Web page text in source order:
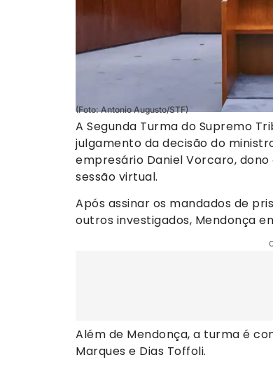
(Foto: Antonio Augusto/STF)
A Segunda Turma do Supremo
julgamento da decisão do
empresário Daniel Vorcaro,
sessão virtual.
Após assinar os mandados de
outros investigados, Mendonça
Além de Mendonça, a turma é
Marques e Dias Toffoli.